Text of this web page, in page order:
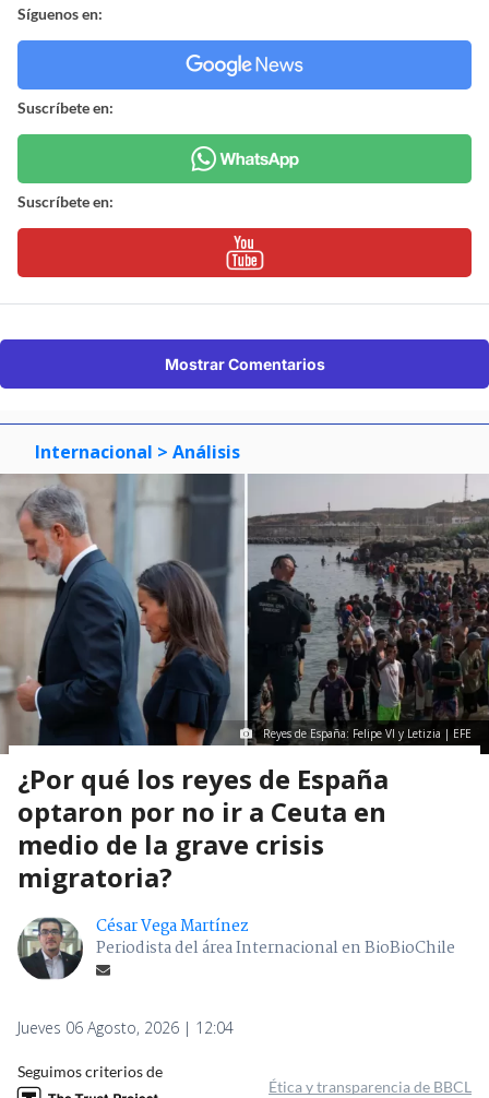
Síguenos en:
Suscríbete en:
Suscríbete en:
Mostrar Comentarios
Internacional > Análisis
Reyes de España: Felipe VI y Letizia | EFE
¿Por qué los reyes de España
optaron por no ir a Ceuta en
medio de la grave crisis
migratoria?
César Vega Martínez
Periodista del área Internacional en BioBioChile
Jueves 06 Agosto, 2026 | 12:04
Seguimos criterios de
Ética y transparencia de BBCL